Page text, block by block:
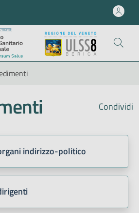
Condividi
indirizzo-politico